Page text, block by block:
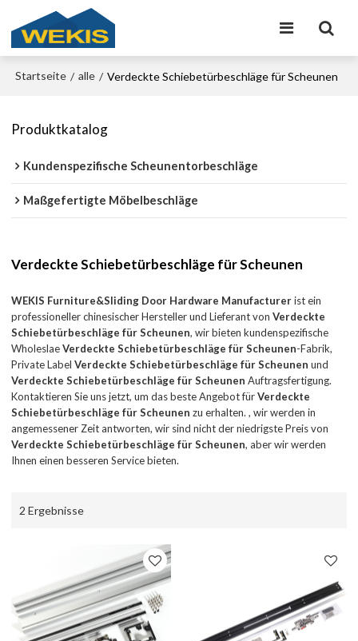
Startseite / alle / Verdeckte Schiebetürbeschläge für Scheunen
Produktkatalog
Kundenspezifische Scheunentorbeschläge
Maßgefertigte Möbelbeschläge
Verdeckte Schiebetürbeschläge für Scheunen
WEKIS Furniture&Sliding Door Hardware Manufacturerist ein
professioneller chinesischer Hersteller und Lieferant vonVerdeckte
Schiebetürbeschläge für Scheunen, wir bieten kundenspezifische
WholeslaeVerdeckte Schiebetürbeschläge für Scheunen-Fabrik,
Private LabelVerdeckte Schiebetürbeschläge für Scheunen und
Verdeckte Schiebetürbeschläge für Scheunen Auftragsfertigung.
Kontaktieren Sie uns jetzt, um das beste Angebot fürVerdeckte
Schiebetürbeschläge für Scheunen zu erhalten. , wir werden in
angemessener Zeit antworten, wir sind nicht der niedrigste Preis von
Verdeckte Schiebetürbeschläge für Scheunen, aber wir werden
Ihnen einen besseren Service bieten.
2 Ergebnisse